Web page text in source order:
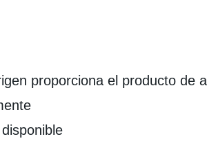
proporciona el producto de